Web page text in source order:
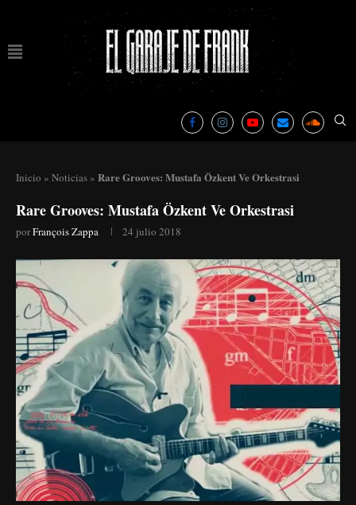
Inicio » Noticias » Rare Grooves: Mustafa Özkent Ve Orkestrasi
Rare Grooves: Mustafa Özkent Ve Orkestrasi
porFrançois Zappa 24 julio 2018